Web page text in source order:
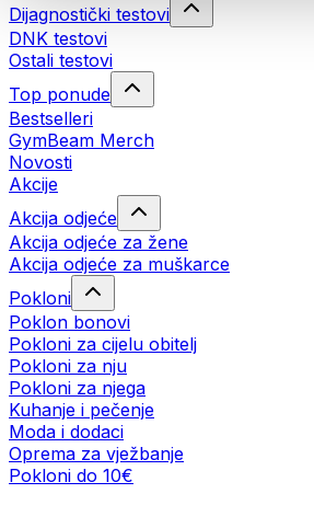
Dijagnostički testovi
DNK testovi
Ostali testovi
Top ponude
Bestselleri
GymBeam Merch
Novosti
Akcije
Akcija odjeće
Akcija odjeće za žene
Akcija odjeće za muškarce
Pokloni
Poklon bonovi
Pokloni za cijelu obitelj
Pokloni za nju
Pokloni za njega
Kuhanje i pečenje
Moda i dodaci
Oprema za vježbanje
Pokloni do 10€